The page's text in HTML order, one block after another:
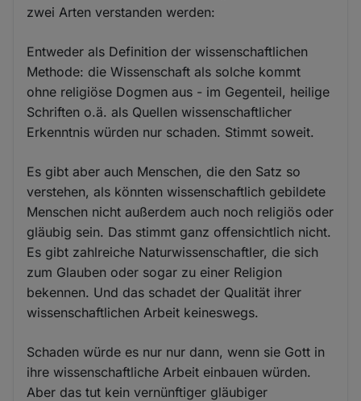
zwei Arten verstanden werden:
Entweder als Definition der wissenschaftlichen
Methode: die Wissenschaft als solche kommt
ohne religiöse Dogmen aus - im Gegenteil, heilige
Schriften o.ä. als Quellen wissenschaftlicher
Erkenntnis würden nur schaden. Stimmt soweit.
Es gibt aber auch Menschen, die den Satz so
verstehen, als könnten wissenschaftlich gebildete
Menschen nicht außerdem auch noch religiös oder
gläubig sein. Das stimmt ganz offensichtlich nicht.
Es gibt zahlreiche Naturwissenschaftler, die sich
zum Glauben oder sogar zu einer Religion
bekennen. Und das schadet der Qualität ihrer
wissenschaftlichen Arbeit keineswegs.
Schaden würde es nur nur dann, wenn sie Gott in
ihre wissenschaftliche Arbeit einbauen würden.
Aber das tut kein vernünftiger gläubiger